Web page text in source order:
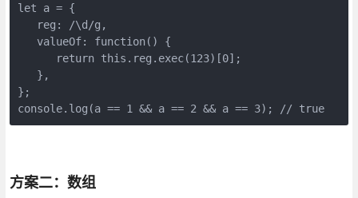
let a = {
   reg: /\d/g,
   valueOf: function() {
      return this.reg.exec(123)[0];
   },
};
console.log(a == 1 && a == 2 && a == 3); // true
方案二：数组